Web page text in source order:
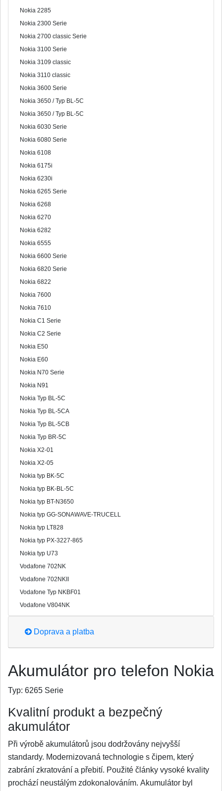
Nokia 2285
Nokia 2300 Serie
Nokia 2700 classic Serie
Nokia 3100 Serie
Nokia 3109 classic
Nokia 3110 classic
Nokia 3600 Serie
Nokia 3650 / Typ BL-5C
Nokia 3650 / Typ BL-5C
Nokia 6030 Serie
Nokia 6080 Serie
Nokia 6108
Nokia 6175i
Nokia 6230i
Nokia 6265 Serie
Nokia 6268
Nokia 6270
Nokia 6282
Nokia 6555
Nokia 6600 Serie
Nokia 6820 Serie
Nokia 6822
Nokia 7600
Nokia 7610
Nokia C1 Serie
Nokia C2 Serie
Nokia E50
Nokia E60
Nokia N70 Serie
Nokia N91
Nokia Typ BL-5C
Nokia Typ BL-5CA
Nokia Typ BL-5CB
Nokia Typ BR-5C
Nokia X2-01
Nokia X2-05
Nokia typ BK-5C
Nokia typ BK-BL-5C
Nokia typ BT-N3650
Nokia typ GG-SONAWAVE-TRUCELL
Nokia typ LT828
Nokia typ PX-3227-865
Nokia typ U73
Vodafone 702NK
Vodafone 702NKII
Vodafone Typ NKBF01
Vodafone V804NK
Doprava a platba
Akumulátor pro telefon Nokia
Typ: 6265 Serie
Kvalitní produkt a bezpečný
akumulátor
Při výrobě akumulátorů jsou dodržovány nejvyšší
standardy. Modernizovaná technologie s čipem, který
zabrání zkratování a přebití. Použité články vysoké kvality
prochází neustálým zdokonalováním. Akumulátor byl